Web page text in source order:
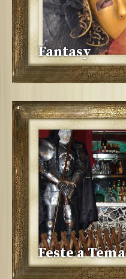
Fantasy
Feste a Tema